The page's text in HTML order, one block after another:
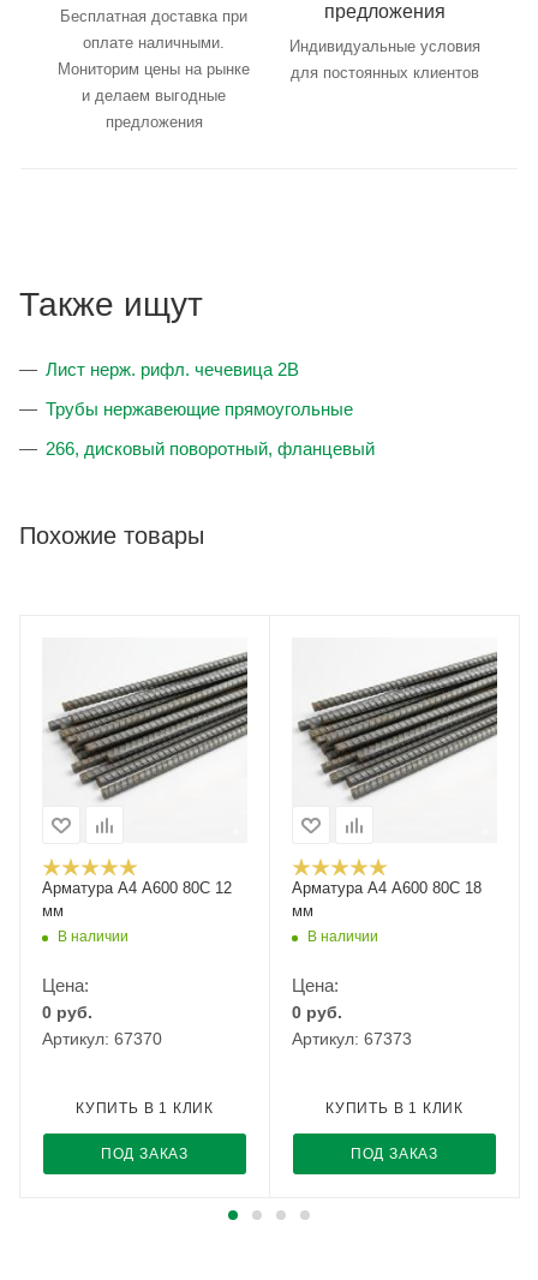
Бесплатная доставка при
оплате наличными.
Мониторим цены на рынке
и делаем выгодные
предложения
предложения
Индивидуальные условия
для постоянных клиентов
Также ищут
Лист нерж. рифл. чечевица 2В
Трубы нержавеющие прямоугольные
266, дисковый поворотный, фланцевый
Похожие товары
Арматура А4 А600 80С 12
мм
В наличии
Цена:
0 руб.
Артикул: 67370
ПОД ЗАКАЗ
КУПИТЬ В 1 КЛИК
Арматура А4 А600 80С 18
мм
В наличии
Цена:
0 руб.
Артикул: 67373
ПОД ЗАКАЗ
КУПИТЬ В 1 КЛИК